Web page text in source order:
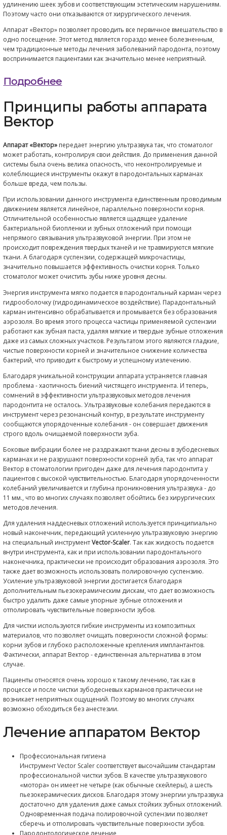
рентгеновское излучение с высокой энергией.
Цифровой радиовизиограф XIOS— максимальное
изображения с помощью микросхемной технологии
дозы облучения.
Аппарат Вектор
С появлением немецкогоаппарата Вектор в стоматологии
эффективности ультразвуковых методов лечения
осталось.
Очень часто, начинающийся пародонтит не
пациентами как опасное заболевание. Их беспокоит
кровоточивость и, особенно, рецессия десны,
удлинению шеек зубов и соответствующим эстетическим
Поэтому часто они отказываются от хирургического
одно посещение. Этот метод является гораздо менее
чем традиционные методы лечения заболеваний
воспринимается пациентами как значительно менее
Подробнее
Принципы работы
Вектор
Аппарат «Вектор»передает энергию ультразвука так, что
может работать, контролируя свои действия. До
системы была очень велика опасность, что
колеблющиеся инструменты окажут в пародонтальных
больше вреда, чем пользы.
При использовании данного инструмента
движением является линейное, параллельно
бактериальной биопленки и зубных отложений при
непрямого связывания ультразвуковой энергии. При
происходит повреждения твердых тканей и не
ткани. А благодаря суспензии, содержащей
значительно повышается эффективность очистки корня.
стоматолог может очистить зубы ниже уровня десны.